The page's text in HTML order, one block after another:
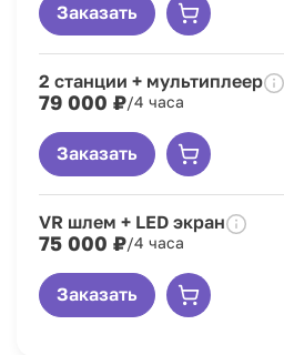
Заказать
2 станции + мультиплеер
79 000 ₽/4 часа
Заказать
VR шлем + LED экран
75 000 ₽/4 часа
Заказать